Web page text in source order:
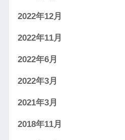
2022年12月
2022年11月
2022年6月
2022年3月
2021年3月
2018年11月